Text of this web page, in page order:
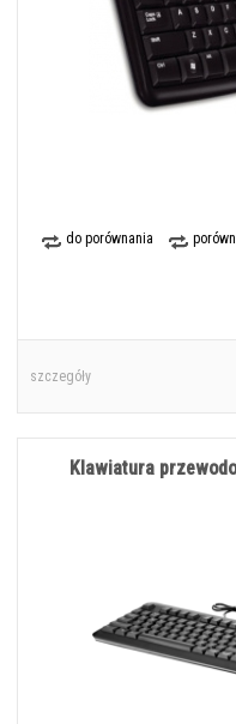
do porównania
szczegóły
Klawiatura